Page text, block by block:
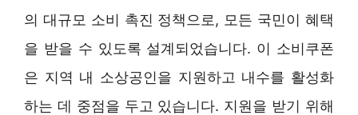
의 대규모 소비 촉진 정책으로, 모든 국민이 혜택
을 받을 수 있도록 설계되었습니다. 이 소비쿠폰
은 지역 내 소상공인을 지원하고 내수를 활성화
하는 데 중점을 두고 있습니다. 지원을 받기 위해